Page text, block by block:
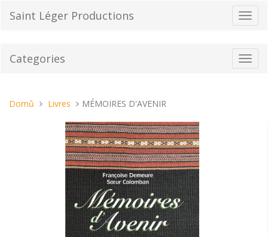
Saint Léger Productions
Categories
Nacházíte
Domů Livres MÉMOIRES D'AVENIR